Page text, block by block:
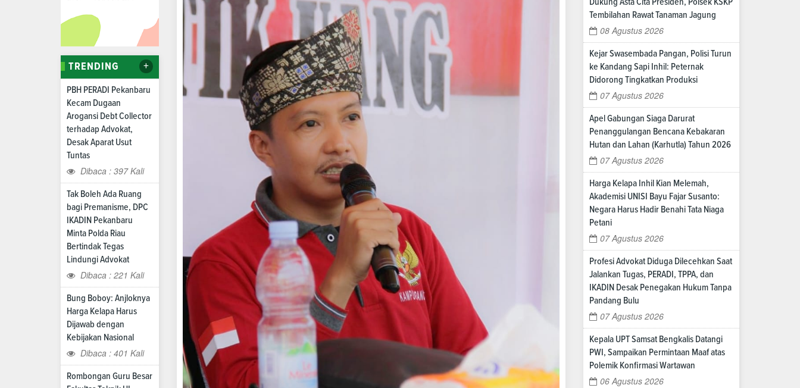
TRENDING +
PBH PERADI Pekanbaru
Kecam Dugaan
Arogansi Debt Collector
terhadap Advokat,
Desak Aparat Usut
Tuntas
Dibaca : 397 Kali
Tak Boleh Ada Ruang
bagi Premanisme, DPC
IKADIN Pekanbaru
Minta Polda Riau
Bertindak Tegas
Lindungi Advokat
Dibaca : 221 Kali
Bung Boboy: Anjloknya
Harga Kelapa Harus
Dijawab dengan
Kebijakan Nasional
Dibaca : 401 Kali
Rombongan Guru Besar
Dukung Asta Cita Presiden, Polsek KSKP
Tembilahan Rawat Tanaman Jagung
08 Agustus 2026
Kejar Swasembada Pangan, Polisi Turun
ke Kandang Sapi Inhil: Peternak
Didorong Tingkatkan Produksi
07 Agustus 2026
Apel Gabungan Siaga Darurat
Penanggulangan Bencana Kebakaran
Hutan dan Lahan (Karhutla) Tahun 2026
07 Agustus 2026
Harga Kelapa Inhil Kian Melemah,
Akademisi UNISI Bayu Fajar Susanto:
Negara Harus Hadir Benahi Tata Niaga
Petani
07 Agustus 2026
Profesi Advokat Diduga Dilecehkan Saat
Jalankan Tugas, PERADI, TPPA, dan
IKADIN Desak Penegakan Hukum Tanpa
Pandang Bulu
07 Agustus 2026
Kepala UPT Samsat Bengkalis Datangi
PWI, Sampaikan Permintaan Maaf atas
Polemik Konfirmasi Wartawan
06 Agustus 2026